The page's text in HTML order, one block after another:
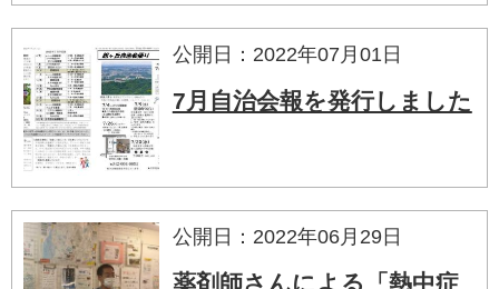
公開日：2022年07月01日
7月自治会報を発行しました
公開日：2022年06月29日
薬剤師さんによる「熱中症